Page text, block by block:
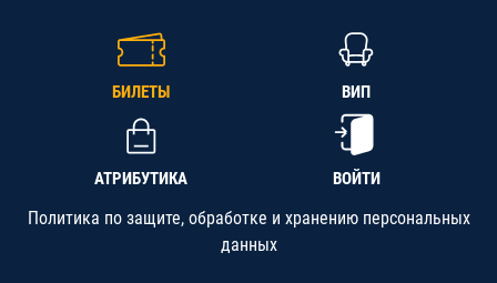
БИЛЕТЫ ВИП
АТРИБУТИКА ВОЙТИ
Политика по защите, обработке и хранению персональных
данных